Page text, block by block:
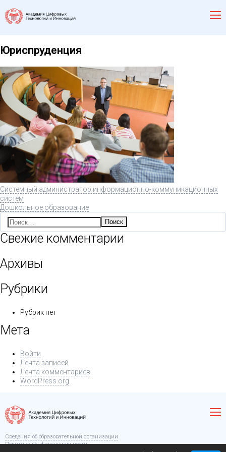
Юриспруденция
Системный администратор информационно-коммуникационных
систем
Дошкольное образование
Найти:
Свежие комментарии
Архивы
Рубрики
Рубрик нет
Мета
Войти
Лента записей
Лента комментариев
WordPress.org
Сведения об образовательной организации
Политика конфиденциальности